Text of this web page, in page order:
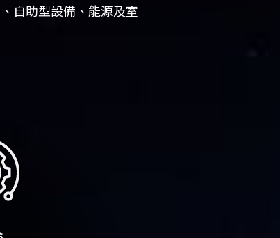
自助型設備、能源及室